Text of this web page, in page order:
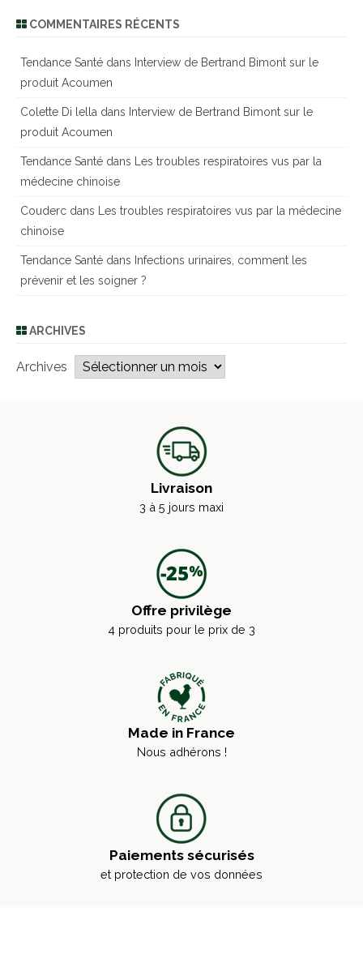
COMMENTAIRES RÉCENTS
Tendance Santé dans Interview de Bertrand Bimont sur le
produit Acoumen
Colette Di lella dans Interview de Bertrand Bimont sur le
produit Acoumen
Tendance Santé dans Les troubles respiratoires vus par la
médecine chinoise
Couderc dans Les troubles respiratoires vus par la médecine
chinoise
Tendance Santé dans Infections urinaires, comment les
prévenir et les soigner ?
ARCHIVES
Archives
Livraison
3 à 5 jours maxi
Offre privilège
4 produits pour le prix de 3
Made in France
Nous adhérons !
Paiements sécurisés
et protection de vos données